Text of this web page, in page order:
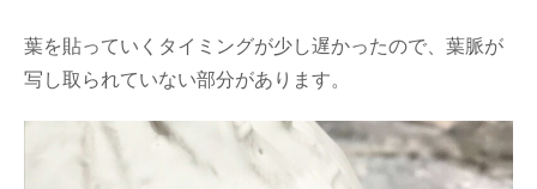
葉を貼っていくタイミングが少し遅かったので、葉脈が
写し取られていない部分があります。